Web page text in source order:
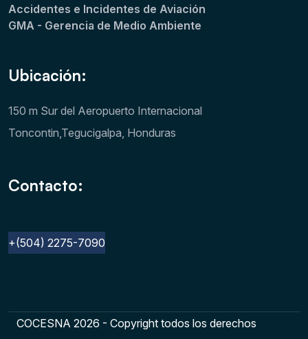
Accidentes e Incidentes de Aviación
GMA - Gerencia de Medio Ambiente
Ubicación:
150 m Sur del Aeropuerto Internacional
Toncontin,Tegucigalpa, Honduras
Contacto:
+(504) 2275-7090
COCESNA 2026 - Copyright todos los derechos